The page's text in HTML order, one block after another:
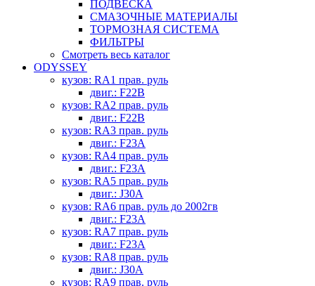
ПОДВЕСКА
СМАЗОЧНЫЕ МАТЕРИАЛЫ
ТОРМОЗНАЯ СИСТЕМА
ФИЛЬТРЫ
Смотреть весь каталог
ODYSSEY
кузов: RA1 прав. руль
двиг.: F22B
кузов: RA2 прав. руль
двиг.: F22B
кузов: RA3 прав. руль
двиг.: F23A
кузов: RA4 прав. руль
двиг.: F23A
кузов: RA5 прав. руль
двиг.: J30A
кузов: RA6 прав. руль до 2002гв
двиг.: F23A
кузов: RA7 прав. руль
двиг.: F23A
кузов: RA8 прав. руль
двиг.: J30A
кузов: RA9 прав. руль